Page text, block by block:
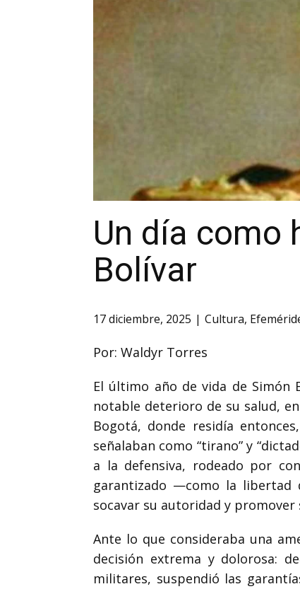
Un día como
Bolívar
17 diciembre, 2025 Cultura,
Por: Waldyr Torres
El último año de vida de
notable deterioro de su salud,
Bogotá, donde residía
señalaban como “tirano” y
a la defensiva, rodeado por
garantizado —como la libertad
socavar su autoridad y promover
Ante lo que consideraba una
decisión extrema y dolorosa:
militares, suspendió las